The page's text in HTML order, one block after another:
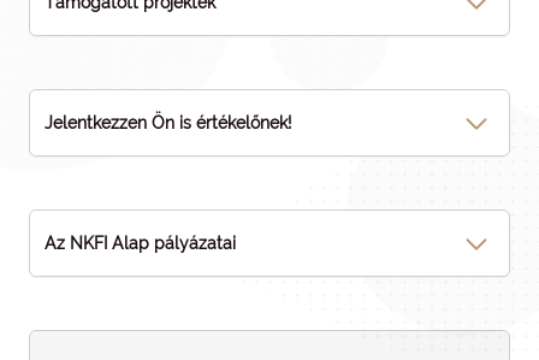
Jelentkezzen Ön is értékelőnek!
Az NKFI Alap pályázatai